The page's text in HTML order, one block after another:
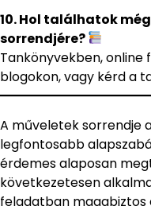
10. Hol találhatok
sorrendjére?
Tankönyvekben,
blogokon, vagy kérd a
A műveletek sorrendje
legfontosabb
érdemes alaposan
következetesen
feladatban magabiztos